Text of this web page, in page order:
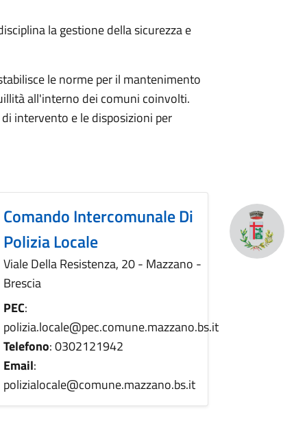
la gestione della sicurezza e
le norme per il mantenimento
all'interno dei comuni coinvolti.
intervento e le disposizioni per
Comando Intercomunale Di
Polizia Locale
Viale Della Resistenza, 20 - Mazzano -
Brescia
PEC:
polizia.locale@pec.comune.mazzano.bs.it
Telefono: 0302121942
Email:
polizialocale@comune.mazzano.bs.it